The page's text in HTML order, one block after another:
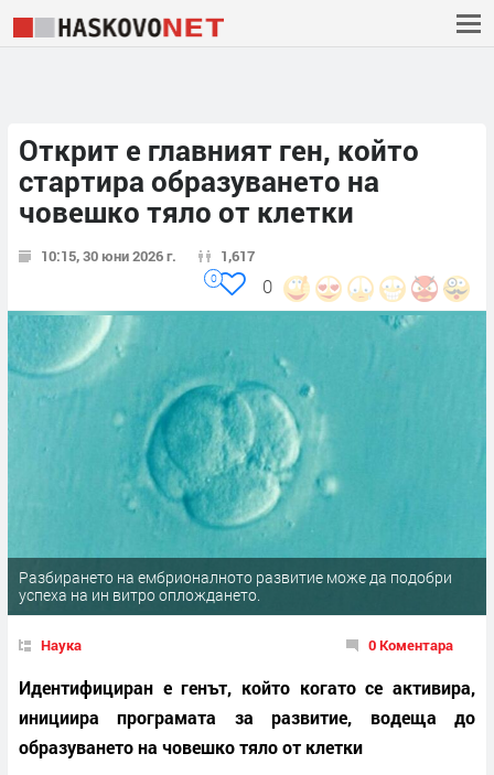
Открит е главният ген, който
стартира образуването на
човешко тяло от клетки
10:15, 30 юни 2026 г. 1,617
0
0
Разбирането на ембрионалното развитие може да подобри
успеха на ин витро оплождането.
Наука 0 Коментара
Идентифициран е генът, който когато се активира,
инициира програмата за развитие, водеща до
образуването на човешко тяло от клетки